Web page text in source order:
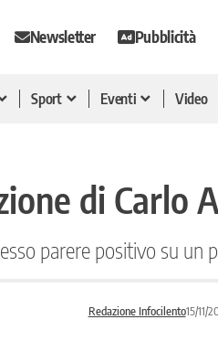
Newsletter Pubblicità
Sport Eventi Video
di Carlo
parere positivo su un
Redazione Infocilento15/11/